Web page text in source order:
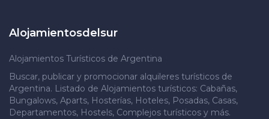
Alojamientosdelsur
Alojamientos Turísticos de Argentina
Buscar, publicar y promocionar alquileres turísticos de
Argentina. Listado de Alojamientos turísticos: Cabañas,
Bungalows, Aparts, Hosterías, Hoteles, Posadas, Casas,
Departamentos, Hostels, Complejos turísticos y más.